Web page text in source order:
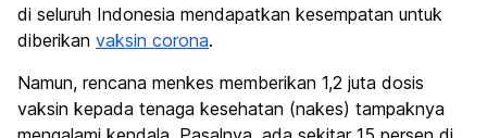
di seluruh Indonesia mendapatkan kesempatan untuk
diberikan vaksin corona.
Namun, rencana menkes memberikan 1,2 juta dosis
vaksin kepada tenaga kesehatan (nakes) tampaknya